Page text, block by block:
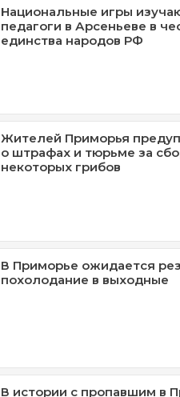
Национальные игры
педагоги в Арсеньеве в
единства народов РФ
Жителей Приморья
о штрафах и тюрьме за
некоторых грибов
В Приморье ожидается
похолодание в выходные
В истории с пропавшим в